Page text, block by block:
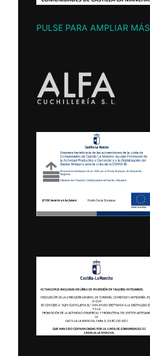
PULSE PARA AMPLIAR MÁS